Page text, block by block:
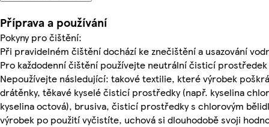
Příprava a používání
Pokyny pro čištění:
Při pravidelném čištění dochází ke znečištění a usazování
Pro každodenní čištění používejte neutrální čisticí prostředek
Nepoužívejte následující: takové textilie, které výrobek
drátěnky, těkavé kyselé čisticí prostředky (např. kyselina
kyselina octová), brusiva, čisticí prostředky s chlorovým
výrobek po použití vyčistíte, uchová si dlouhodobě svoji